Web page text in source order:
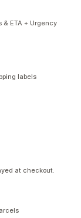
ETA + Urgency
labels
at checkout.